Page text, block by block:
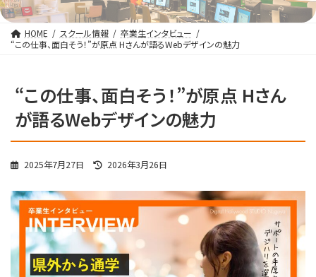
HOME スクール情報
卒業生インタビュー
“この仕事、面白そう！”が原点 Hさんが語るWebデザインの魅力
“この仕事、面白そう！”が原点 Hさん
が語るWebデザインの魅力
2025年7月27日
最
更
新
時
:
2026年3月26日